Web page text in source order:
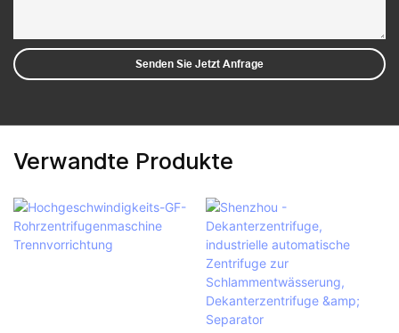
Senden Sie Jetzt Anfrage
Verwandte Produkte